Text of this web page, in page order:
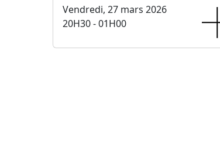
Vendredi, 27 mars 2026
20H30 - 01H00